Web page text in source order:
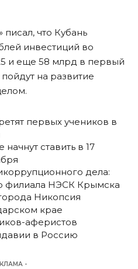
писал, что Кубань
инвестиций во
и еще 58 млрд в первый
на развитие
первых учеников в
ставить в 17
дела:
филиала НЭСК Крымска
Никопсия
крае
аферистов
в Россию
-